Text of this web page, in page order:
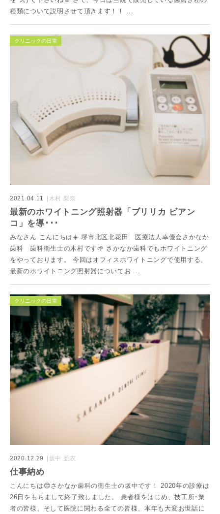
種類について説明させて頂きます！！ ...
クリニックの日常
2021.04.11 木村 梨奈
最新のホワイトニング照射器「ブリリカ ビアン
コ」を導･･･
みなさん こんにちは☀️ 堺市北区北花田 医療法人幸優会さかなか
歯科 歯科衛生士の木村です🌱 さかなか歯科でもホワイトニング
をやっております。 今回はオフィスホワイトニングで使用する、
最新のホワイトニング照射器についてお ...
クリニックの日常
2020.12.29 坂中 亜衣
仕事納め
こんにちは😊さかなか歯科の衛生士の坂中です！ 2020年の診療は
26日をもちまして終了致しました。 患者様をはじめ、技工所･業
者の皆様、そして医院に関わる全ての皆様、本年も大変お世話に